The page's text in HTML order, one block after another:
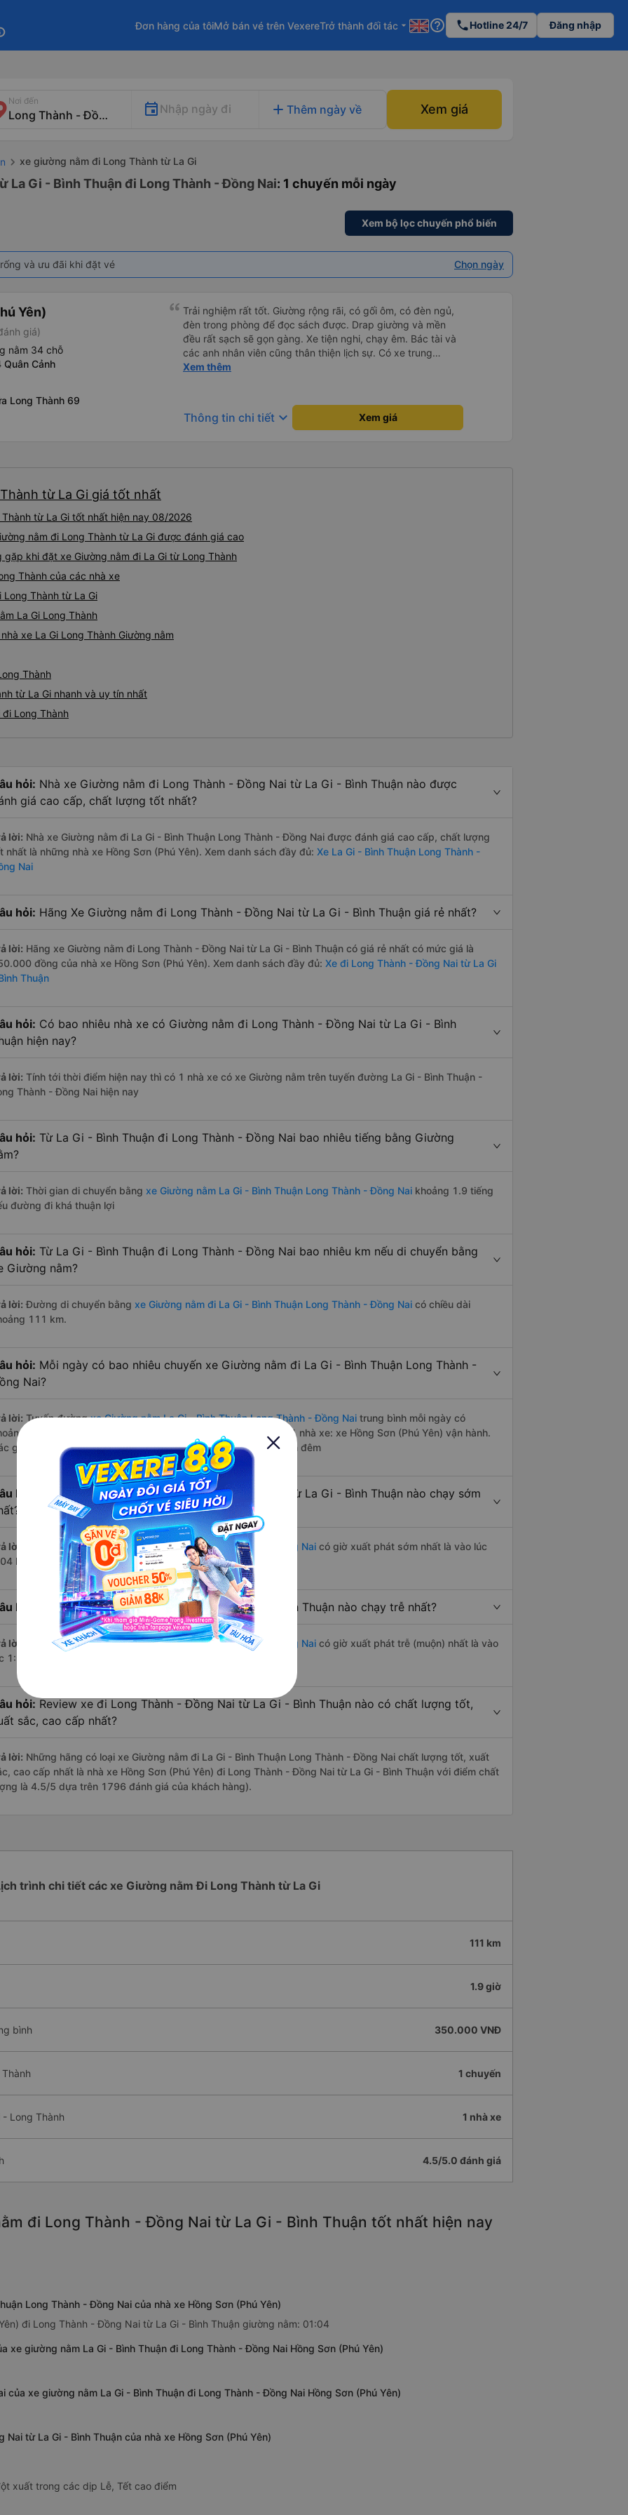
Đơn hàng của tôiMở bán vé trên VexereTrở thành đối tác arrow_drop_down help_outline phoneHotline 24/7 Đăng nhập
Nơi đến
Nhập ngày đi add Thêm ngày về Xem giá
xe giường nằm đi Long Thành từ La Gi
La Gi - Bình Thuận đi Long Thành - Đồng Nai: 1 chuyến mỗi ngày
Xem bộ lọc chuyến phổ biến
và ưu đãi khi đặt vé Chọn ngày
Yên)
giá)
nằm 34 chỗ
Quân Cảnh
Long Thành 69
Trải nghiệm rất tốt. Giường rộng rãi, có gối ôm, có đèn ngủ,
đèn trong phòng để đọc sách được. Drap giường và mền
đều rất sạch sẽ gọn gàng. Xe tiện nghi, chạy êm. Bác tài và
các anh nhân viên cũng thân thiện lịch sự. Có xe trung
chuyển về nội thành thành phố tuy hoà rất tiện. Giá vé hợp
Xem thêm
Thông tin chi tiết keyboard_arrow_down Xem giá
từ La Gi giá tốt nhất
từ La Gi tốt nhất hiện nay 08/2026
nằm đi Long Thành từ La Gi được đánh giá cao
khi đặt xe Giường nằm đi La Gi từ Long Thành
Thành của các nhà xe
Thành từ La Gi
La Gi Long Thành
xe La Gi Long Thành Giường nằm
Thành
từ La Gi nhanh và uy tín nhất
Long Thành
hỏi: Nhà xe Giường nằm đi Long Thành - Đồng Nai từ La Gi - Bình Thuận nào được
giá cao cấp, chất lượng tốt nhất?
lời: Nhà xe Giường nằm đi La Gi - Bình Thuận Long Thành - Đồng Nai được đánh giá cao cấp, chất lượng
nhất là những nhà xe Hồng Sơn (Phú Yên). Xem danh sách đầy đủ: Xe La Gi - Bình Thuận Long Thành -
Nai
hỏi: Hãng Xe Giường nằm đi Long Thành - Đồng Nai từ La Gi - Bình Thuận giá rẻ nhất?
lời: Hãng xe Giường nằm đi Long Thành - Đồng Nai từ La Gi - Bình Thuận có giá rẻ nhất có mức giá là
đồng của nhà xe Hồng Sơn (Phú Yên). Xem danh sách đầy đủ: Xe đi Long Thành - Đồng Nai từ La Gi
Thuận
hỏi: Có bao nhiêu nhà xe có Giường nằm đi Long Thành - Đồng Nai từ La Gi - Bình
hiện nay?
lời: Tính tới thời điểm hiện nay thì có 1 nhà xe có xe Giường nằm trên tuyến đường La Gi - Bình Thuận -
Thành - Đồng Nai hiện nay
hỏi: Từ La Gi - Bình Thuận đi Long Thành - Đồng Nai bao nhiêu tiếng bằng Giường
lời: Thời gian di chuyển bằng xe Giường nằm La Gi - Bình Thuận Long Thành - Đồng Nai khoảng 1.9 tiếng
đường đi khá thuận lợi
hỏi: Từ La Gi - Bình Thuận đi Long Thành - Đồng Nai bao nhiêu km nếu di chuyển bằng
Giường nằm?
lời: Đường di chuyển bằng xe Giường nằm đi La Gi - Bình Thuận Long Thành - Đồng Nai có chiều dài
111 km.
hỏi: Mỗi ngày có bao nhiêu chuyến xe Giường nằm đi La Gi - Bình Thuận Long Thành -
Nai?
lời: Tuyến đườngxe Giường nằm La Gi - Bình Thuận Long Thành - Đồng Nai trung bình mỗi ngày có
1 chuyến trên
bắt đầu từ 1:04 đến 1:04 bởi 1 nhà xe: xe Hồng Sơn (Phú Yên) vận hành.
giờ xe chạy có đầy đủ cả ban ngày, buổi trưa, buổi chiều, ban đêm
hỏi:
Nhà xe Giường nằm đi Long Thành - Đồng Nai từ La Gi - Bình Thuận nào chạy sớm
lời: ChuyếnGiường nằm La Gi - Bình Thuận Long Thành - Đồng Nai có giờ xuất phát sớm nhất là vào lúc
là của nhà xe Hồng Sơn (Phú Yên).
hỏi: Nhà xe đi Long Thành - Đồng Nai từ La Gi - Bình Thuận nào chạy trễ nhất?
lời: ChuyếnGiường nằm La Gi - Bình Thuận Long Thành - Đồng Nai có giờ xuất phát trễ (muộn) nhất là vào
1:04 là của nhà xe Hồng Sơn (Phú Yên).
hỏi: Review xe đi Long Thành - Đồng Nai từ La Gi - Bình Thuận nào có chất lượng tốt,
sắc, cao cấp nhất?
lời: Những hãng có loại xe Giường nằm đi La Gi - Bình Thuận Long Thành - Đồng Nai chất lượng tốt, xuất
cao cấp nhất là nhà xe Hồng Sơn (Phú Yên) đi Long Thành - Đồng Nai từ La Gi - Bình Thuận với điểm chất
là 4.5/5 dựa trên 1796 đánh giá của khách hàng).
trình chi tiết các xe Giường nằm Đi Long Thành từ La Gi
111 km
1.9 giờ
bình 350.000 VNĐ
1 chuyến
- Long Thành 1 nhà xe
4.5/5.0 đánh giá
đi Long Thành - Đồng Nai từ La Gi - Bình Thuận tốt nhất hiện nay
Long Thành - Đồng Nai của nhà xe Hồng Sơn (Phú Yên)
đi Long Thành - Đồng Nai từ La Gi - Bình Thuận giường nằm: 01:04
xe giường nằm La Gi - Bình Thuận đi Long Thành - Đồng Nai Hồng Sơn (Phú Yên)
xe giường nằm La Gi - Bình Thuận đi Long Thành - Đồng Nai Hồng Sơn (Phú Yên)
từ La Gi - Bình Thuận của nhà xe Hồng Sơn (Phú Yên)
xuất trong các dịp Lễ, Tết cao điểm